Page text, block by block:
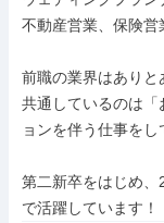
不動産営業、保険営
前職の業界はありと
共通しているのは
ョンを伴う仕事をし
第二新卒をはじめ
で活躍しています！